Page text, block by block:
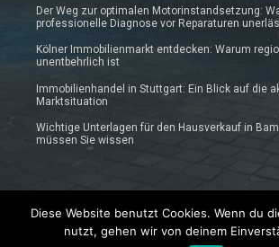
Der Weg zur optimalen Motorinstandsetzung:
professionelle Diagnose vor Reparaturen
Kölner Immobilienmarkt entdecken: Warum
unentbehrlich ist
Immobilienhandel in Stuttgart: Ein Blick auf die
Marktsituation
Wichtige Unterlagen für den Hausverkauf in
müssen Sie wissen
© 2019 - 2025 Prautonews.de | Auto-News
Diese Website benutzt Cookies. Wenn du
nutzt, gehen wir von deinem